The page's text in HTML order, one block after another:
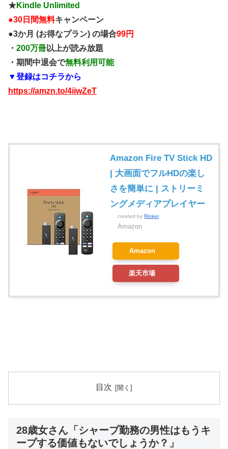
★Kindle Unlimited
●30日間無料キャンペーン
●3か月 (お得なプラン) の場合99円
・ 200万冊以上が読み放題
・期間中退会で無料利用可能
▼登録はコチラから
https://amzn.to/4iiwZeT
Amazon Fire TV Stick HD
| 大画面でフルHDの楽し
さを簡単に | ストリーミ
ングメディアプレイヤー
created by Rinker
Amazon
Amazon
楽天市場
目次
28歳女さん「シャープ勤務の男性はもうキ
ープする価値もないでしょうか？」